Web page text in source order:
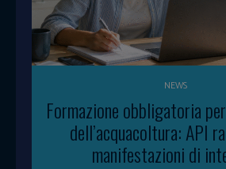
NEWS
Formazione obbligatoria
dell’acquacoltura: API
manifestazioni di